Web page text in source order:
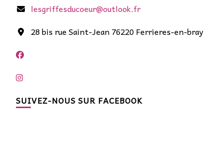
lesgriffesducoeur@outlook.fr
28 bis rue Saint-Jean 76220 Ferrieres-en-bray
SUIVEZ-NOUS SUR FACEBOOK